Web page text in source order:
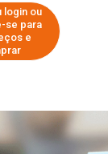
login ou
se para
e